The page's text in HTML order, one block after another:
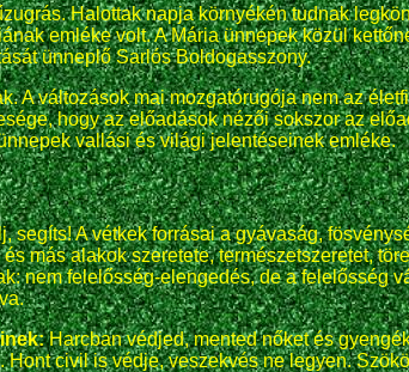
Halottak napja környékén tudnak
emléke volt. A Mária ünnepek közül
ünneplő Sarlós Boldogasszony.
A változások mai mozgatórugója nem az
hogy az előadások nézői sokszor az
vallási és világi jelentéseinek emléke.
segíts! A vétkek forrásai a gyávaság,
más alakok szeretete, természetszeretet,
nem felelősség-elengedés, de a felelősség
Harcban védjed, mented nőket és
civil is védje, veszekvés ne legyen.